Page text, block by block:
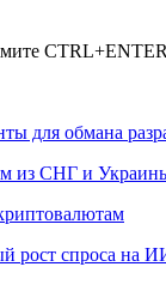
CTRL+ENTER
для обмана
из СНГ и
рост спроса на